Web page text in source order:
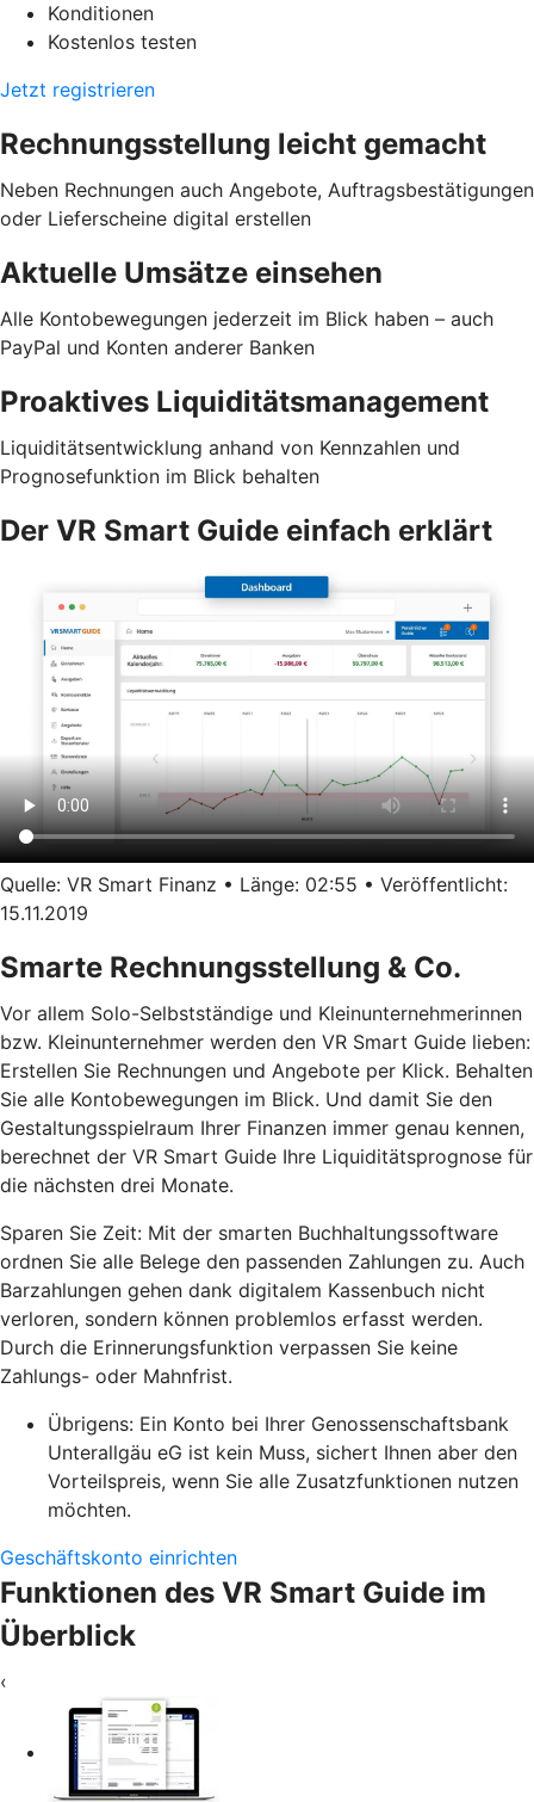
Konditionen
Kostenlos testen
Jetzt registrieren
Rechnungsstellung leicht gemacht
Neben Rechnungen auch Angebote, Auftragsbestätigungen
oder Lieferscheine digital erstellen
Aktuelle Umsätze einsehen
Alle Kontobewegungen jederzeit im Blick haben – auch
PayPal und Konten anderer Banken
Proaktives Liquiditätsmanagement
Liquiditätsentwicklung anhand von Kennzahlen und
Prognosefunktion im Blick behalten
Der VR Smart Guide einfach erklärt
Quelle: VR Smart Finanz • Länge: 02:55 • Veröffentlicht:
15.11.2019
Smarte Rechnungsstellung & Co.
Vor allem Solo-Selbstständige und Kleinunternehmerinnen
bzw. Kleinunternehmer werden den VR Smart Guide lieben:
Erstellen Sie Rechnungen und Angebote per Klick. Behalten
Sie alle Kontobewegungen im Blick. Und damit Sie den
Gestaltungsspielraum Ihrer Finanzen immer genau kennen,
berechnet der VR Smart Guide Ihre Liquiditätsprognose für
die nächsten drei Monate.
Sparen Sie Zeit: Mit der smarten Buchhaltungssoftware
ordnen Sie alle Belege den passenden Zahlungen zu. Auch
Barzahlungen gehen dank digitalem Kassenbuch nicht
verloren, sondern können problemlos erfasst werden.
Durch die Erinnerungsfunktion verpassen Sie keine
Zahlungs- oder Mahnfrist.
Übrigens: Ein Konto bei Ihrer Genossenschaftsbank
Unterallgäu eG ist kein Muss, sichert Ihnen aber den
Vorteilspreis, wenn Sie alle Zusatzfunktionen nutzen
möchten.
Geschäftskonto einrichten
Funktionen des VR Smart Guide im
Überblick
‹